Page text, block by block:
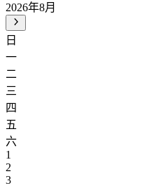
2026年8月
日
一
二
三
四
五
六
1
2
3